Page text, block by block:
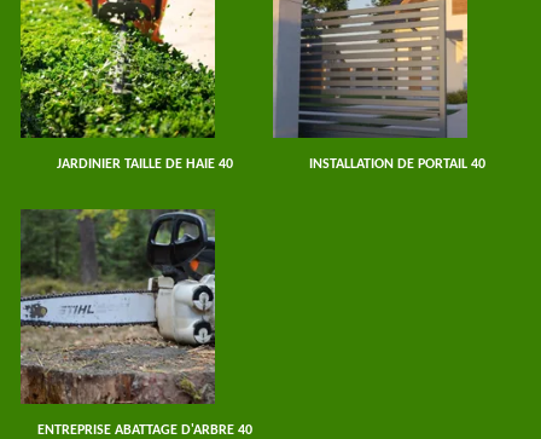
JARDINIER TAILLE DE HAIE 40 INSTALLATION DE PORTAIL 40
ENTREPRISE ABATTAGE D'ARBRE 40